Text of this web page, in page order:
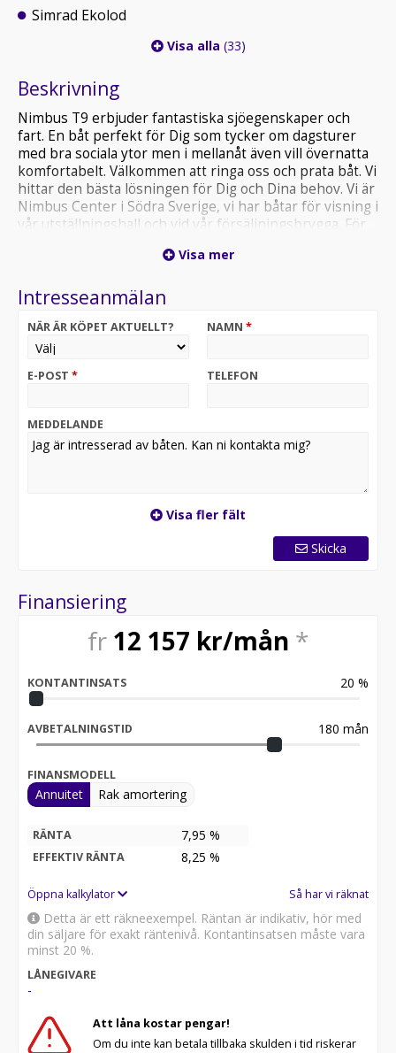
Simrad Ekolod
Visa alla (33)
Beskrivning
Nimbus T9 erbjuder fantastiska sjöegenskaper och
fart. En båt perfekt för Dig som tycker om dagsturer
med bra sociala ytor men i mellanåt även vill övernatta
komfortabelt. Välkommen att ringa oss och prata båt. Vi
hittar den bästa lösningen för Dig och Dina behov. Vi är
Nimbus Center i Södra Sverige, vi har båtar för visning i
vår utställningshall och vid vår försäljningsbrygga. För
04 eller niclas(a)sydmarin.seVisa mer
Intresseanmälan
NÄR ÄR KÖPET AKTUELLT? NAMN *
E-POST * TELEFON
MEDDELANDE
Visa fler fält
Skicka
Finansiering
fr 12 157 kr/mån *
KONTANTINSATS 20 %
AVBETALNINGSTID 180 mån
FINANSMODELL
Annuitet Rak amortering
RÄNTA 7,95 %
EFFEKTIV RÄNTA 8,25 %
Öppna kalkylator Så har vi räknat
Detta är ett räkneexempel. Räntan är indikativ, hör med
din säljare för exakt räntenivå. Kontantinsatsen måste vara
minst 20 %.
LÅNEGIVARE
-
Att låna kostar pengar!
Om du inte kan betala tillbaka skulden i tid riskerar